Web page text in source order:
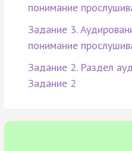
понимание
Задание 3.
понимание
Задание 2. Раздел
Задание 2